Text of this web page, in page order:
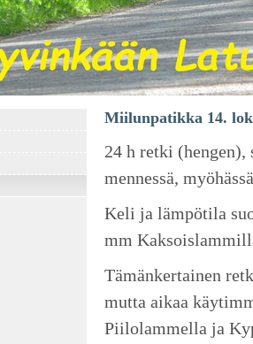
Miilunpatikka 14.
24 h retki
mennessä,
Keli ja lämpötila
mm
Tämänkertainen
mutta aikaa
Piilolammella ja